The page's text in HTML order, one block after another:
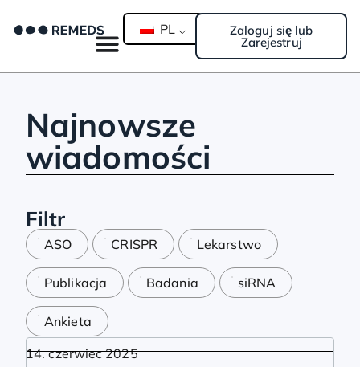
PL Zaloguj się lub
Zarejestruj
Najnowsze
wiadomości
Filtr
ASO CRISPR Lekarstwo
Publikacja Badania siRNA
Ankieta
14. czerwiec 2025